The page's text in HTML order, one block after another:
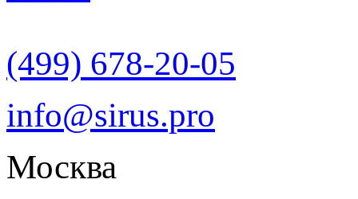
(499) 678-20-05
info@sirus.pro
Москва